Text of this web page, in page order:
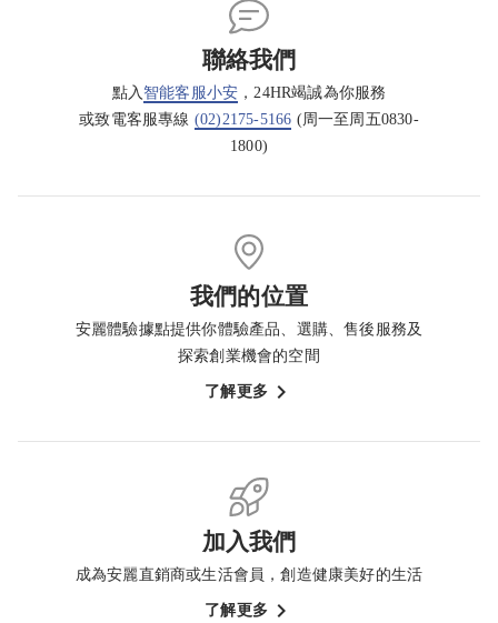
聯絡我們
點入 智能客服小安 ，24HR竭誠為你服務
或致電客服專線 (02)2175-5166 (周一至周五0830-
1800)
我們的位置
安麗體驗據點提供你體驗產品、選購、售後服務及
探索創業機會的空間
了解更多
加入我們
成為安麗直銷商或生活會員，創造健康美好的生活
了解更多